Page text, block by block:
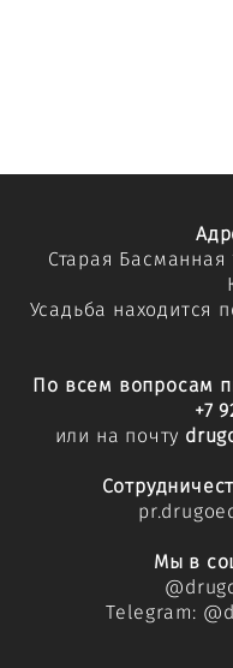
Старая Басманная
Усадьба находится
По всем вопросам
+7
или на почту
Мы в
@
Telegram: